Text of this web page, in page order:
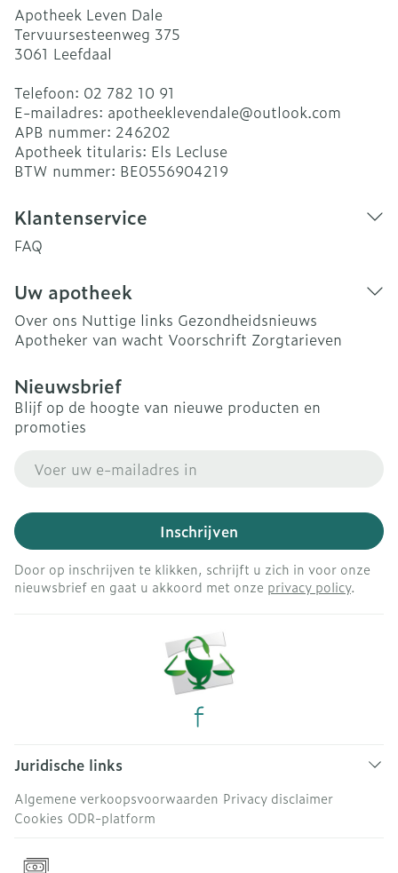
Apotheek Leven Dale
Tervuursesteenweg 375
3061 Leefdaal
Telefoon: 02 782 10 91
E-mailadres: apotheeklevendale@outlook.com
APB nummer: 246202
Apotheek titularis: Els Lecluse
BTW nummer: BE0556904219
Klantenservice
FAQ
Uw apotheek
Over ons Nuttige links Gezondheidsnieuws
Apotheker van wacht Voorschrift Zorgtarieven
Nieuwsbrief
Blijf op de hoogte van nieuwe producten en
promoties
Inschrijven
Door op inschrijven te klikken, schrijft u zich in voor onze
nieuwsbrief en gaat u akkoord met onze privacy policy.
Juridische links
Algemene verkoopsvoorwaarden Privacy disclaimer
Cookies ODR-platform